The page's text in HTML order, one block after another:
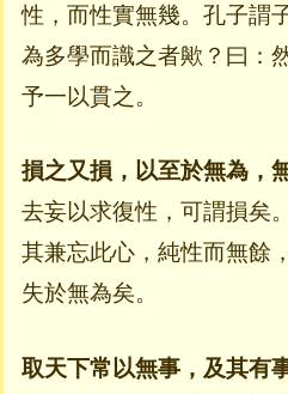
性，而性實無幾。孔子謂
為多學而識之者歟？曰：
予一以貫之。
損之又損，以至於無為，
去妄以求復性，可謂損矣
其兼忘此心，純性而無餘
失於無為矣。
取天下常以無事，及其有